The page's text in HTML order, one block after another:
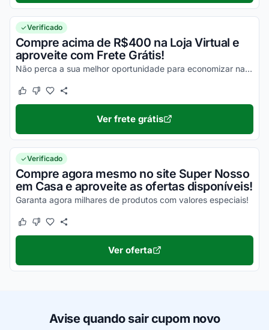
Verificado
Compre acima de R$400 na Loja Virtual e
aproveite com Frete Grátis!
Não perca a sua melhor oportunidade para economizar nas suas compras online e aproveite com o Frete Grátis dos seus produtos!
Este cupom funcionou
Este cupom não funcionou
Ver frete grátis
Verificado
Compre agora mesmo no site Super Nosso
em Casa e aproveite as ofertas disponíveis!
Garanta agora milhares de produtos com valores especiais!
Este cupom funcionou
Este cupom não funcionou
Ver oferta
Avise quando sair cupom novo